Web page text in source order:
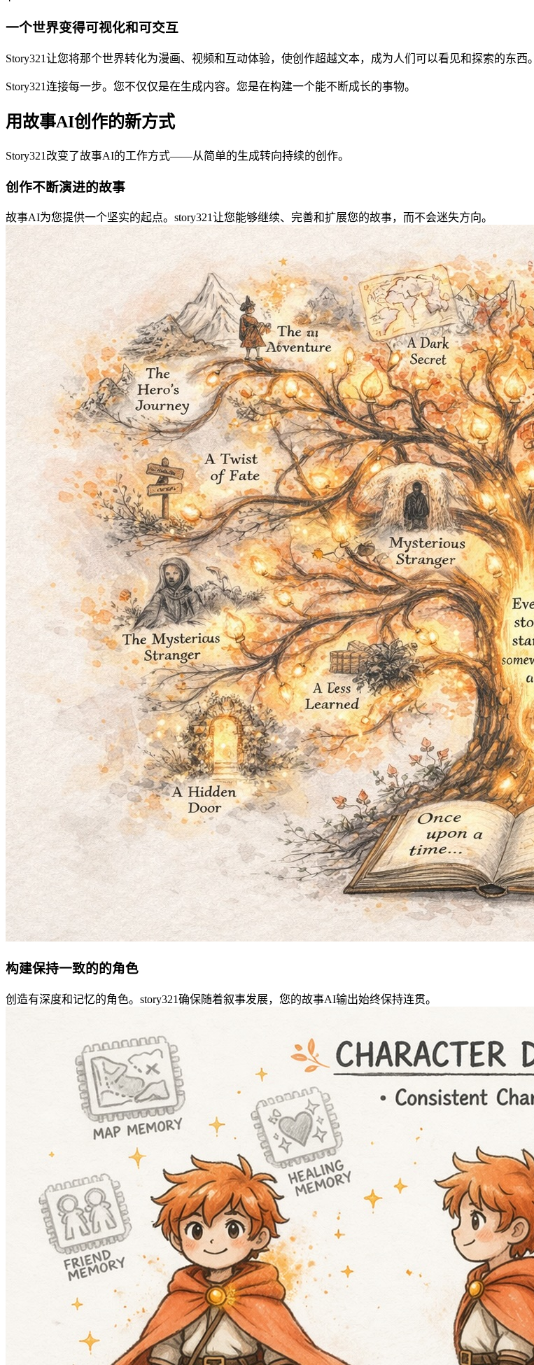
一个世界变得可视化和可交互
Story321让您将那个世界转化为漫画、视频和互动体验，使创作超越文本，成为人们可以看见和探索的东西。
Story321连接每一步。您不仅仅是在生成内容。您是在构建一个能不断成长的事物。
用故事AI创作的新方式
Story321改变了故事AI的工作方式——从简单的生成转向持续的创作。
创作不断演进的故事
故事AI为您提供一个坚实的起点。story321让您能够继续、完善和扩展您的故事，而不会迷失方向。
构建保持一致的的角色
创造有深度和记忆的角色。story321确保随着叙事发展，您的故事AI输出始终保持连贯。